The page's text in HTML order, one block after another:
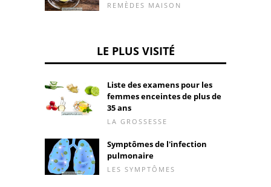
REMÈDES MAISON
LE PLUS VISITÉ
Liste des examens pour les
femmes enceintes de plus de
35 ans
LA GROSSESSE
Symptômes de l'infection
pulmonaire
LES SYMPTÔMES